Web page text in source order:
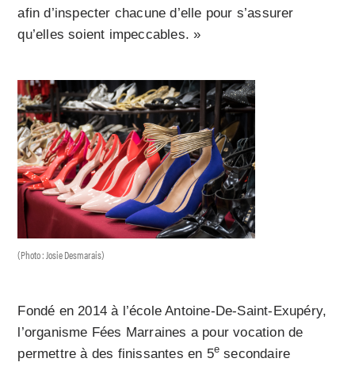
afin d’inspecter chacune d’elle pour s’assurer
qu’elles soient impeccables. »
(Photo : Josie Desmarais)
Fondé en 2014 à l’école Antoine-De-Saint-Exupéry,
l’organisme Fées Marraines a pour vocation de
permettre à des finissantes en 5e secondaire